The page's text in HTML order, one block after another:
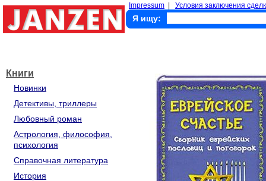
Impressum Условия заключения
Я ищу:
Книги
Новинки
Детективы, триллеры
Любовный роман
Астрология, философия,
психология
Справочная литература
История